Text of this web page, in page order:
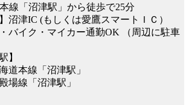
線「沼津駅」から徒歩で25分
沼津IC (もしくは愛鷹スマートＩＣ）
バイク・マイカー通勤OK （周辺に駐車
】
道本線「沼津駅」
場線「沼津駅」